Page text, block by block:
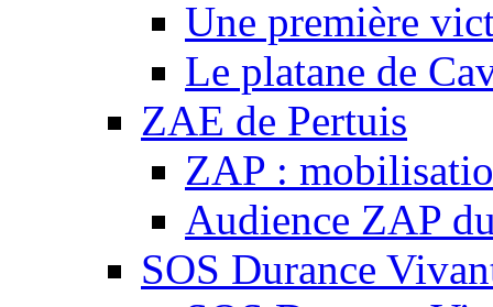
Une première
Le platane de
ZAE de Pertuis
ZAP :
Audience ZAP
SOS Durance